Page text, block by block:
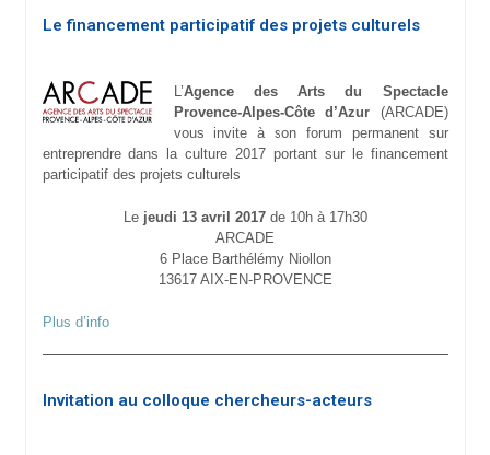
Le financement participatif des projets culturels
L’Agence des Arts du Spectacle
Provence-Alpes-Côte d’Azur (ARCADE)
vous invite à son forum permanent sur
entreprendre dans la culture 2017 portant sur le financement
participatif des projets culturels
Le jeudi 13 avril 2017 de 10h à 17h30
ARCADE
6 Place Barthélémy Niollon
13617 AIX-EN-PROVENCE
Plus d’info
Invitation au colloque chercheurs-acteurs